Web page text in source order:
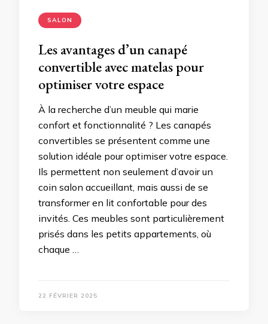
SALON
Les avantages d’un canapé
convertible avec matelas pour
optimiser votre espace
À la recherche d’un meuble qui marie
confort et fonctionnalité ? Les canapés
convertibles se présentent comme une
solution idéale pour optimiser votre espace.
Ils permettent non seulement d’avoir un
coin salon accueillant, mais aussi de se
transformer en lit confortable pour des
invités. Ces meubles sont particulièrement
prisés dans les petits appartements, où
chaque …
22 FÉVRIER 2025